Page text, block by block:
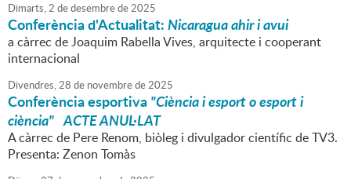
Dimarts,2 dedesembrede2025
Conferència d'Actualitat:Nicaragua ahir i avui
a càrrec de Joaquim Rabella Vives, arquitecte i cooperant
internacional
Divendres,28 de novembrede2025
Conferència esportiva"Ciència i esport o esport i
ciència" ACTE ANUL·LAT
A càrrec de Pere Renom, biòleg i divulgador científic de TV3.
Presenta: Zenon Tomàs